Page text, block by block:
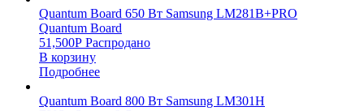
Quantum Board 650 Вт Samsung LM281B+PRO
Quantum Board
51,500Р Распродано
В корзину
Подробнее
Quantum Board 800 Вт Samsung LM301H